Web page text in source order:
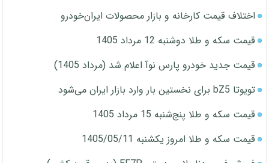
اختلاف قیمت کارخانه و بازار محصولات ایران‌خودرو
قیمت سکه و طلا دوشنبه 12 مرداد 1405
قیمت جدید خودرو پارس نوآ اعلام شد (مرداد 1405)
تویوتا bZ5 برای نخستین بار وارد بازار ایران می‌شود
قیمت سکه و طلا پنج‌شنبه 15 مرداد 1405
قیمت سکه و طلا امروز یکشنبه 1405/05/11